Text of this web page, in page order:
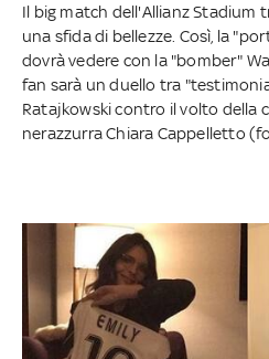
Il big match dell'Allianz Stadium
una sfida di bellezze. Così, la
dovrà vedere con la "bomber"
fan sarà un duello tra
Ratajkowski contro il volto della
nerazzurra Chiara Cappelletto